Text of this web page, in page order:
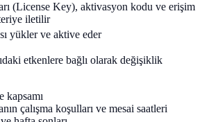
(License Key), aktivasyon kodu ve erişim
iletilir
yükler ve aktive eder
etkenlere bağlı olarak değişiklik
kapsamı
çalışma koşulları ve mesai saatleri